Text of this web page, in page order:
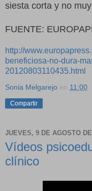
siesta corta y no
FUENTE:
http://
beneficiosa-no-dura-
20120803110435.html
Sonia Melgarejo en 11:00
Compartir
JUEVES, 9 DE AGOSTO
Vídeos
clínico